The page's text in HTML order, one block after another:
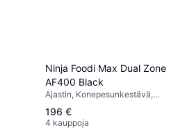
Ninja Foodi Max Dual Zone
AF400 Black
Ajastin, Konepesunkestävä,
Liukumattomat Jalat,
Automaattinen Sammutus,
Irrotettava Kulho, 2470 watti,
196 €
4 kauppoja